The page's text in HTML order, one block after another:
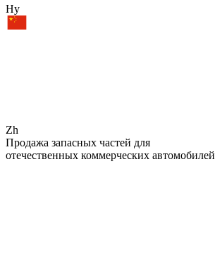
Hy
Zh
Продажа запасных частей для
отечественных коммерческих автомобилей